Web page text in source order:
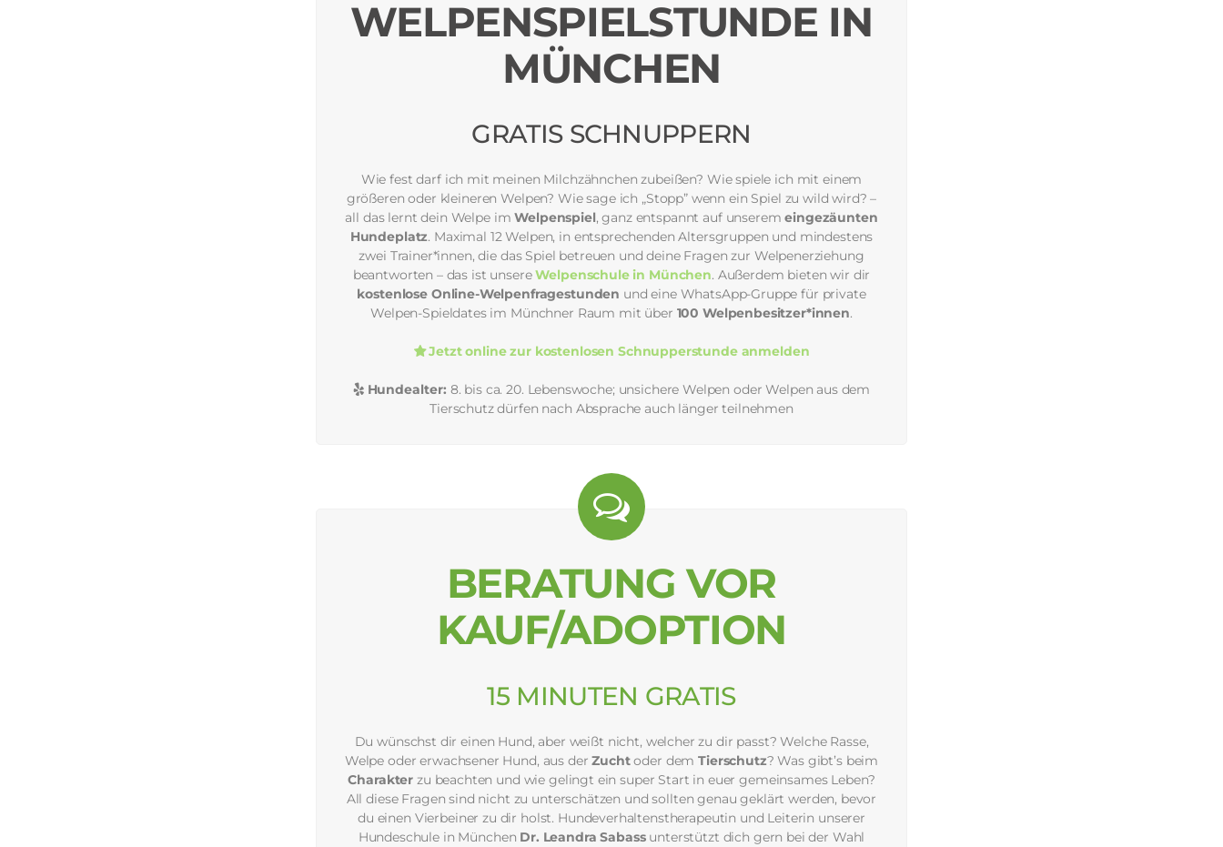
WELPENSPIELSTUNDE IN
MÜNCHEN
GRATIS SCHNUPPERN
Wie fest darf ich mit meinen Milchzähnchen zubeißen? Wie spiele ich mit einem
größeren oder kleineren Welpen? Wie sage ich „Stopp” wenn ein Spiel zu wild wird? –
all das lernt dein Welpe imWelpenspiel, ganz entspannt auf unseremeingezäunten
Hundeplatz. Maximal 12 Welpen, in entsprechenden Altersgruppen und mindestens
zwei Trainer*innen, die das Spiel betreuen und deine Fragen zur Welpenerziehung
beantworten – das ist unsereWelpenschule in München. Außerdem bieten wir dir
kostenlose Online-Welpenfragestunden und eine WhatsApp-Gruppe für private
Welpen-Spieldates im Münchner Raum mit über 100 Welpenbesitzer*innen.
Jetzt online zur kostenlosen Schnupperstunde anmelden
Hundealter: 8. bis ca. 20. Lebenswoche; unsichere Welpen oder Welpen aus dem
Tierschutz dürfen nach Absprache auch länger teilnehmen
BERATUNG VOR
KAUF/ADOPTION
15 MINUTEN GRATIS
Du wünschst dir einen Hund, aber weißt nicht, welcher zu dir passt? Welche Rasse,
Welpe oder erwachsener Hund, aus derZuchtoder demTierschutz? Was gibt’s beim
Charakter zu beachten und wie gelingt ein super Start in euer gemeinsames Leben?
All diese Fragen sind nicht zu unterschätzen und sollten genau geklärt werden, bevor
du einen Vierbeiner zu dir holst. Hundeverhaltenstherapeutin und Leiterin unserer
Hundeschule in München Dr. Leandra Sabassunterstützt dich gern bei der Wahl